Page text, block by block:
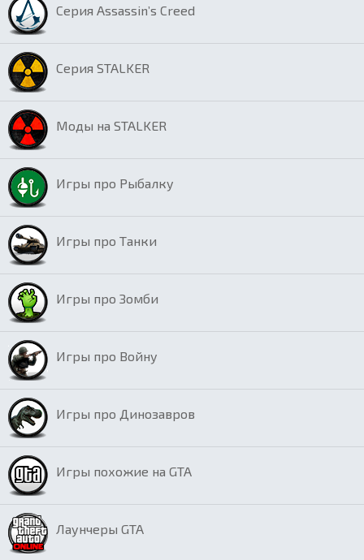
Серия Assassin’s Creed
Серия STALKER
Моды на STALKER
Игры про Рыбалку
Игры про Танки
Игры про Зомби
Игры про Войну
Игры про Динозавров
Игры похожие на GTA
Лаунчеры GTA